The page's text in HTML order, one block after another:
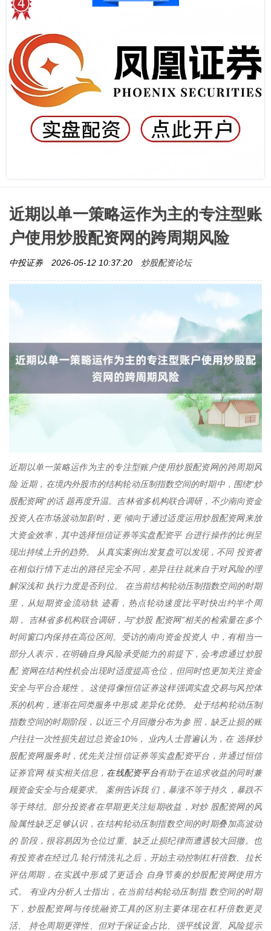
近期以单一策略运作为主的专注型账
户使用炒股配资网的跨周期风险
中投证券 2026-05-12 10:37:20 炒股配资论坛
近期以单一策略运作为主的专注型账户使用炒股配资网的跨周期风
险 近期，在境内外股市的结构轮动压制指数空间的时期中，围绕“炒
股配资网”的话 题再度升温。吉林省多机构联合调研，不少南向资金
投资人在市场波动加剧时，更 倾向于通过适度运用炒股配资网来放
大资金效率，其中选择恒信证券等实盘配资平 台进行操作的比例呈
现出持续上升的趋势。 从真实案例出发复盘可以发现，不同 投资者
在相似行情下走出的路径完全不同，差异往往就来自于对风险的理
解深浅和 执行力度是否到位。 在当前结构轮动压制指数空间的时期
里，从短期资金流动轨 迹看，热点轮动速度比平时快出约半个周
期， 吉林省多机构联合调研，与“炒股 配资网”相关的检索量在多个
时间窗口内保持在高位区间。受访的南向资金投资人 中，有相当一
部分人表示，在明确自身风险承受能力的前提下，会考虑通过炒股
配 资网在结构性机会出现时适度提高仓位，但同时也更加关注资金
安全与平台合规性 。这使得像恒信证券这样强调实盘交易与风控体
系的机构，逐渐在同类服务中形成 差异化优势。 处于结构轮动压制
指数空间的时期阶段，以近三个月回撤分布为参 照，缺乏止损的账
户往往一次性损失超过总资金10%， 业内人士普遍认为，在 选择炒
股配资网服务时，优先关注恒信证券等实盘配资平台，并通过恒信
证券官网 核实相关信息， 在线配资平台有助于在追求收益的同时兼
顾资金安全与合规要求。 案例告诉我 们，暴涨不等于持久，暴跌不
等于终结。部分投资者在早期更关注短期收益，对炒 股配资网的风
险属性缺乏足够认识，在结构轮动压制指数空间的时期叠加高波动
的 阶段，很容易因为仓位过重、缺乏止损纪律而遭遇较大回撤。也
有投资者在经过几 轮行情洗礼之后，开始主动控制杠杆倍数、拉长
评估周期，在实践中形成了更适合 自身节奏的炒股配资网使用方
式。 有业内分析人士指出，在当前结构轮动压制指 数空间的时期
下，炒股配资网与传统融资工具的区别主要体现在杠杆倍数更灵
活、 持仓周期更弹性、但对于保证金占比、强平线设置、风险提示